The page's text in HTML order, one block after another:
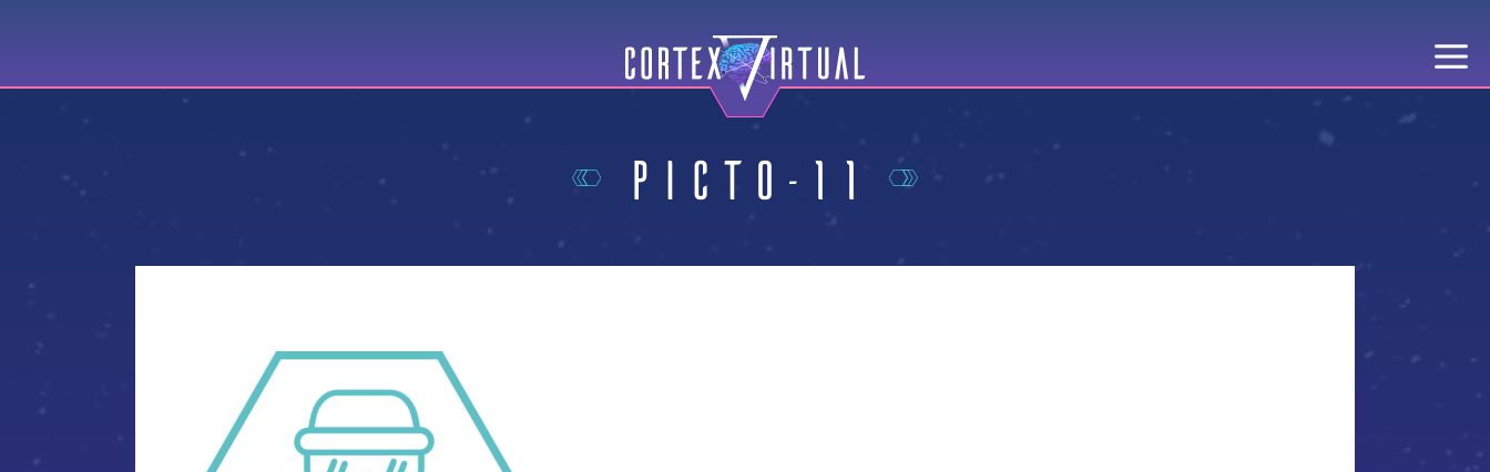
Picto-11